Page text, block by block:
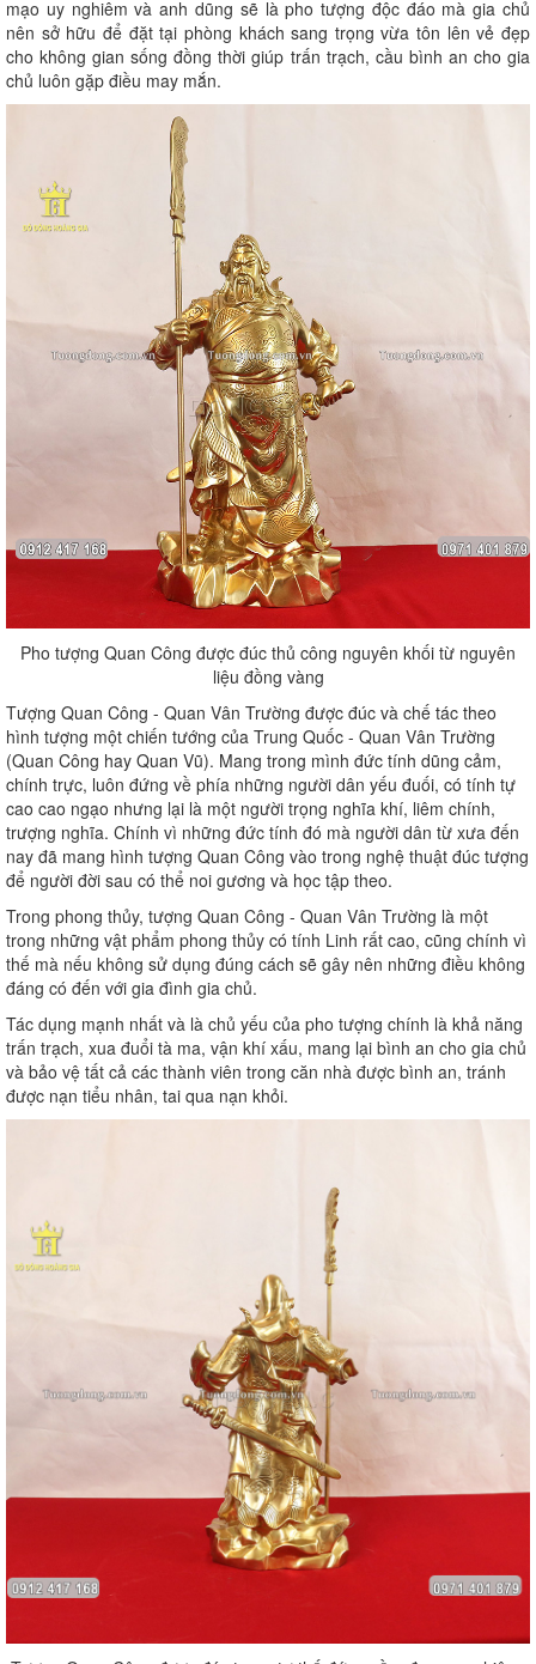
mạo uy nghiêm và anh dũng sẽ là pho tượng độc đáo mà gia chủ
nên sở hữu để đặt tại phòng khách sang trọng vừa tôn lên vẻ đẹp
cho không gian sống đồng thời giúp trấn trạch, cầu bình an cho gia
chủ luôn gặp điều may mắn.
Pho tượng Quan Công được đúc thủ công nguyên khối từ nguyên
liệu đồng vàng
Tượng Quan Công - Quan Vân Trường được đúc và chế tác theo
hình tượng một chiến tướng của Trung Quốc - Quan Vân Trường
(Quan Công hay Quan Vũ). Mang trong mình đức tính dũng cảm,
chính trực, luôn đứng về phía những người dân yếu đuối, có tính tự
cao cao ngạo nhưng lại là một người trọng nghĩa khí, liêm chính,
trượng nghĩa. Chính vì những đức tính đó mà người dân từ xưa đến
nay đã mang hình tượng Quan Công vào trong nghệ thuật đúc tượng
để người đời sau có thể noi gương và học tập theo.
Trong phong thủy, tượng Quan Công - Quan Vân Trường là một
trong những vật phẩm phong thủy có tính Linh rất cao, cũng chính vì
thế mà nếu không sử dụng đúng cách sẽ gây nên những điều không
đáng có đến với gia đình gia chủ.
Tác dụng mạnh nhất và là chủ yếu của pho tượng chính là khả năng
trấn trạch, xua đuổi tà ma, vận khí xấu, mang lại bình an cho gia chủ
và bảo vệ tất cả các thành viên trong căn nhà được bình an, tránh
được nạn tiểu nhân, tai qua nạn khỏi.